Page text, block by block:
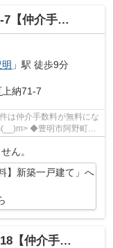
料】新築一戸建て
明 」駅 徒歩9分
上納71-7
は仲介手数料が無料にな
阿野町上
ん。
】新築一戸建て」へ
料】新築一戸建て